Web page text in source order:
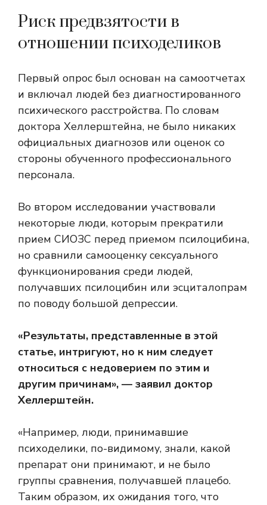
Риск предвзятости в
отношении психоделиков
Первый опрос был основан на самоотчетах
и ​​включал людей без диагностированного
психического расстройства. По словам
доктора Хеллерштейна, не было никаких
официальных диагнозов или оценок со
стороны обученного профессионального
персонала.
Во втором исследовании участвовали
некоторые люди, которым прекратили
прием СИОЗС перед приемом псилоцибина,
но сравнили самооценку сексуального
функционирования среди людей,
получавших псилоцибин или эсциталопрам
по поводу большой депрессии.
«Результаты, представленные в этой
статье, интригуют, но к ним следует
относиться с недоверием по этим и
другим причинам», — заявил доктор
Хеллерштейн.
«Например, люди, принимавшие
психоделики, по-видимому, знали, какой
препарат они принимают, и не было
группы сравнения, получавшей плацебо.
Таким образом, их ожидания того, что